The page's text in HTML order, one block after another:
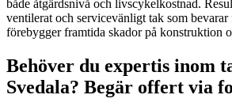
både åtgärdsnivå och livscykelkostnad.
ventilerat och servicevänligt tak som bevarar
förebygger framtida skador på konstruktion
Behöver du expertis inom
Svedala? Begär offert via